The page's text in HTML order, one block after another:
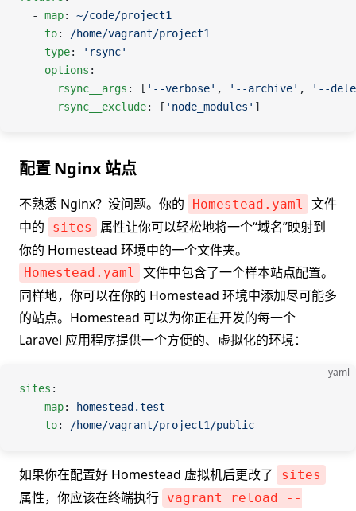
  -
map: ~/code/project1
    to
:
/home/vagrant/project1
    type
:
'rsync'
    options
:
      rsync__args
: [ '--verbose' , '--archive' ,
'--
      rsync__exclude
: [ 'node_modules' ]
配置 Nginx 站点
不熟悉 Nginx？没问题。你的 Homestead.yaml
文件
中的
sites
属性让你可以轻松地将一个“域名”映射到
你的 Homestead 环境中的一个文件夹。
Homestead.yaml
文件中包含了一个样本站点配置。
同样地，你可以在你的 Homestead 环境中添加尽可能多
的站点。Homestead 可以为你正在开发的每一个
Laravel 应用程序提供一个方便的、虚拟化的环境：
yaml
sites :
  -
map:
homestead.test
    to
: /home/vagrant/project1/public
如果你在配置好 Homestead 虚拟机后更改了 sites
属性，你应该在终端执行 vagrant reload --